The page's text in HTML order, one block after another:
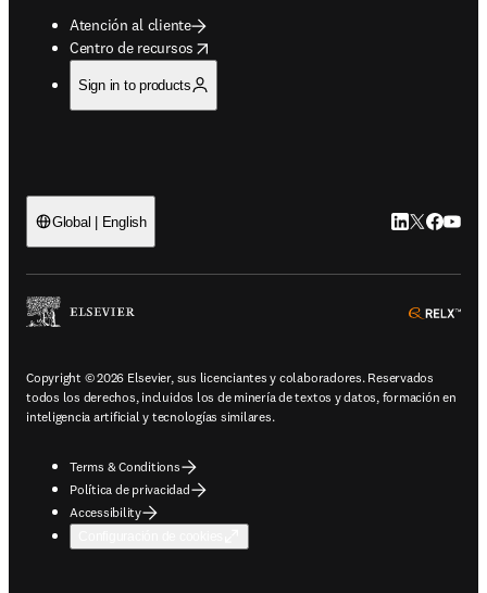
Atención al cliente
Centro de recursos
opens in new tab/window
Sign in to products
Global | English LinkedIn se
Twitter se
Copyright © 2026 Elsevier, sus licenciantes y colaboradores. Reservados
todos los derechos, incluidos los de minería de textos y datos, formación en
inteligencia artificial y tecnologías similares.
Terms & Conditions
Política de privacidad
Accessibility